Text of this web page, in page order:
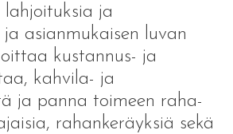
lahjoituksia ja
asianmukaisen luvan
kustannus- ja
kahvila- ja
ja panna toimeen raha-
rahankeräyksiä sekä